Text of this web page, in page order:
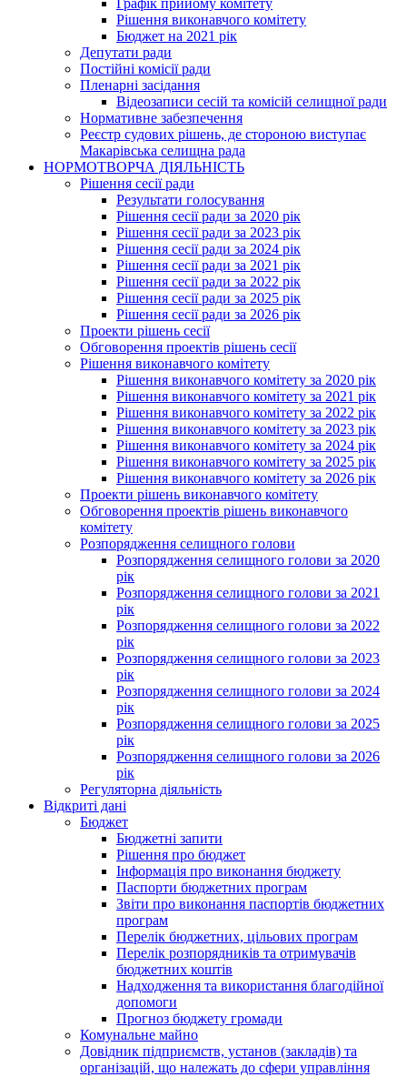
Графік прийому комітету
Рішення виконавчого комітету
Бюджет на 2021 рік
Депутати ради
Постійні комісії ради
Пленарні засідання
Відеозаписи сесій та комісій селищної ради
Нормативне забезпечення
Реєстр судових рішень, де стороною виступає
Макарівська селищна рада
НОРМОТВОРЧА ДІЯЛЬНІСТЬ
Рішення сесії ради
Результати голосування
Рішення сесії ради за 2020 рік
Рішення сесії ради за 2023 рік
Рішення сесії ради за 2024 рік
Рішення сесії ради за 2021 рік
Рішення сесії ради за 2022 рік
Рішення сесії ради за 2025 рік
Рішення сесії ради за 2026 рік
Проекти рішень сесії
Обговорення проектів рішень сесії
Рішення виконавчого комітету
Рішення виконавчого комітету за 2020 рік
Рішення виконавчого комітету за 2021 рік
Рішення виконавчого комітету за 2022 рік
Рішення виконавчого комітету за 2023 рік
Рішення виконавчого комітету за 2024 рік
Рішення виконавчого комітету за 2025 рік
Рішення виконавчого комітету за 2026 рік
Проекти рішень виконавчого комітету
Обговорення проектів рішень виконавчого
комітету
Розпорядження селищного голови
Розпорядження селищного голови за 2020
рік
Розпорядження селищного голови за 2021
рік
Розпорядження селищного голови за 2022
рік
Розпорядження селищного голови за 2023
рік
Розпорядження селищного голови за 2024
рік
Розпорядження селищного голови за 2025
рік
Розпорядження селищного голови за 2026
рік
Регуляторна діяльність
Відкриті дані
Бюджет
Бюджетні запити
Рішення про бюджет
Інформація про виконання бюджету
Паспорти бюджетних програм
Звіти про виконання паспортів бюджетних
програм
Перелік бюджетних, цільових програм
Перелік розпорядників та отримувачів
бюджетних коштів
Надходження та використання благодійної
допомоги
Прогноз бюджету громади
Комунальне майно
Довідник підприємств, установ (закладів) та
організацій, що належать до сфери управління